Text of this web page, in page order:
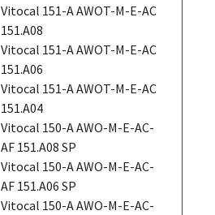
Vitocal 151-A AWOT-M-E-AC
151.A08
Vitocal 151-A AWOT-M-E-AC
151.A06
Vitocal 151-A AWOT-M-E-AC
151.A04
Vitocal 150-A AWO-M-E-AC-
AF 151.A08 SP
Vitocal 150-A AWO-M-E-AC-
AF 151.A06 SP
Vitocal 150-A AWO-M-E-AC-